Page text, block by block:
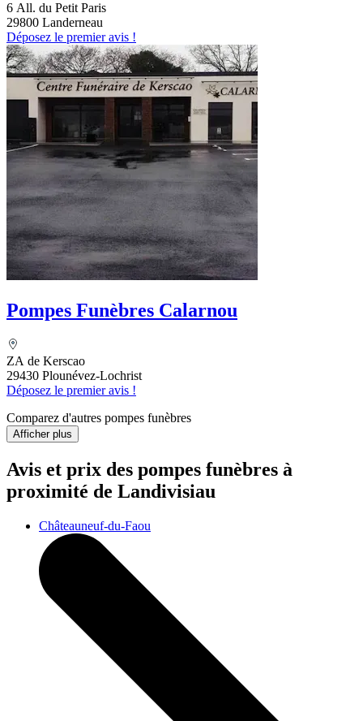
6 All. du Petit Paris
29800 Landerneau
Déposez le premier avis !
Pompes Funèbres Calarnou
ZA de Kerscao
29430 Plounévez-Lochrist
Déposez le premier avis !
Comparez d'autres pompes funèbres
Afficher plus
Avis et prix des pompes funèbres à
proximité de Landivisiau
Châteauneuf-du-Faou